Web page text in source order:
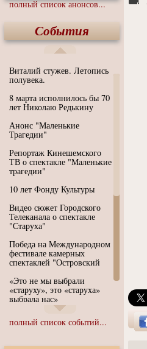
полный список анонсов...
События
Виталий стужев. Летопись
полувека.
8 марта исполнилось бы 70
лет Николаю Редькину
Анонс "Маленькие
Трагедии"
Репортаж Кинешемского
ТВ о спектакле "Маленькие
трагедии"
10 лет Фонду Культуры
Видео сюжет Городского
Телеканала о спектакле
"Старуха"
Победа на Международном
фестивале камерных
спектаклей "Островский
«Это не мы выбрали
«старуху», это «старуха»
выбрала нас»
Иммерсивный спектакль
"Язык чистого полета
полный список событий...